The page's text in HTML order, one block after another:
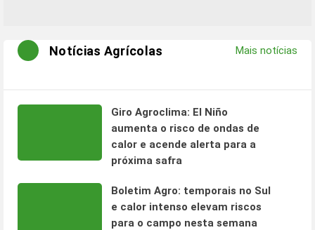
Notícias Agrícolas Mais notícias
Giro Agroclima: El Niño
aumenta o risco de ondas de
calor e acende alerta para a
próxima safra
Boletim Agro: temporais no Sul
e calor intenso elevam riscos
para o campo nesta semana